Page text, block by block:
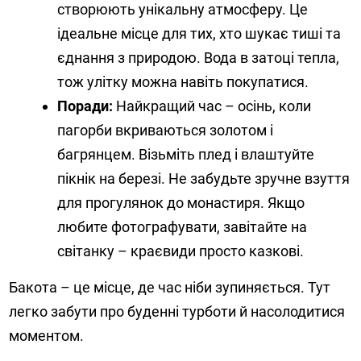
створюють унікальну атмосферу. Це
ідеальне місце для тих, хто шукає тиші та
єднання з природою. Вода в затоці тепла,
тож улітку можна навіть покупатися.
Поради: Найкращий час – осінь, коли
пагорби вкриваються золотом і
багрянцем. Візьміть плед і влаштуйте
пікнік на березі. Не забудьте зручне взуття
для прогулянок до монастиря. Якщо
любите фотографувати, завітайте на
світанку – краєвиди просто казкові.
Бакота – це місце, де час ніби зупиняється. Тут
легко забути про буденні турботи й насолодитися
моментом.